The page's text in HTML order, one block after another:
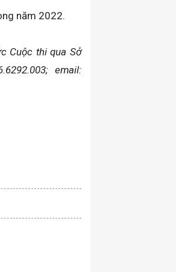
năm 2022.
Cuộc thi qua Sở
email: